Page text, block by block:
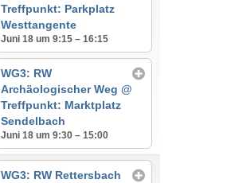
Treffpunkt: Parkplatz
Westtangente
Juni 18 um 9:15 – 16:15
WG3: RW
Archäologischer Weg@
Treffpunkt: Marktplatz
Sendelbach
Juni 18 um 9:30 – 15:00
WG3: RW Rettersbach